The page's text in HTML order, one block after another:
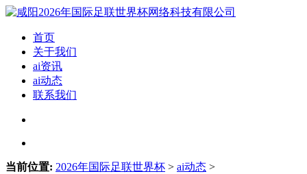
首页
关于我们
ai资讯
ai动态
联系我们
当前位置: 2026年国际足联世界杯 > ai动态 >